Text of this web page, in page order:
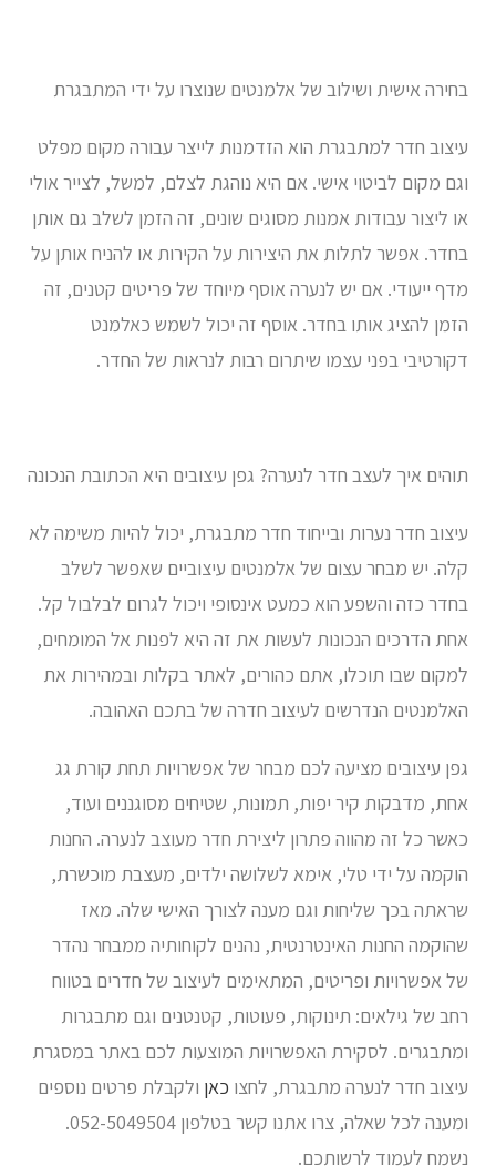
בחירה אישית ושילוב של אלמנטים שנוצרו על ידי המתבגרת
עיצוב חדר למתבגרת הוא הזדמנות לייצר עבורה מקום מפלט
וגם מקום לביטוי אישי. אם היא נוהגת לצלם, למשל, לצייר אולי
או ליצור עבודות אמנות מסוגים שונים, זה הזמן לשלב גם אותן
בחדר. אפשר לתלות את היצירות על הקירות או להניח אותן על
מדף ייעודי. אם יש לנערה אוסף מיוחד של פריטים קטנים, זה
הזמן להציג אותו בחדר. אוסף זה יכול לשמש כאלמנט
דקורטיבי בפני עצמו שיתרום רבות לנראות של החדר.
תוהים איך לעצב חדר לנערה? גפן עיצובים היא הכתובת הנכונה
עיצוב חדר נערות ובייחוד חדר מתבגרת, יכול להיות משימה לא
קלה. יש מבחר עצום של אלמנטים עיצוביים שאפשר לשלב
בחדר כזה והשפע הוא כמעט אינסופי ויכול לגרום לבלבול קל.
אחת הדרכים הנכונות לעשות את זה היא לפנות אל המומחים,
למקום שבו תוכלו, אתם כהורים, לאתר בקלות ובמהירות את
האלמנטים הנדרשים לעיצוב חדרה של בתכם האהובה.
גפן עיצובים מציעה לכם מבחר של אפשרויות תחת קורת גג
אחת, מדבקות קיר יפות, תמונות, שטיחים מסוגננים ועוד,
כאשר כל זה מהווה פתרון ליצירת חדר מעוצב לנערה. החנות
הוקמה על ידי טלי, אימא לשלושה ילדים, מעצבת מוכשרת,
שראתה בכך שליחות וגם מענה לצורך האישי שלה. מאז
שהוקמה החנות האינטרנטית, נהנים לקוחותיה ממבחר נהדר
של אפשרויות ופריטים, המתאימים לעיצוב של חדרים בטווח
רחב של גילאים: תינוקות, פעוטות, קטנטנים וגם מתבגרות
ומתבגרים. לסקירת האפשרויות המוצעות לכם באתר במסגרת
עיצוב חדר לנערה מתבגרת, לחצו כאן ולקבלת פרטים נוספים
ומענה לכל שאלה, צרו אתנו קשר בטלפון 052-5049504.
נשמח לעמוד לרשותכם.